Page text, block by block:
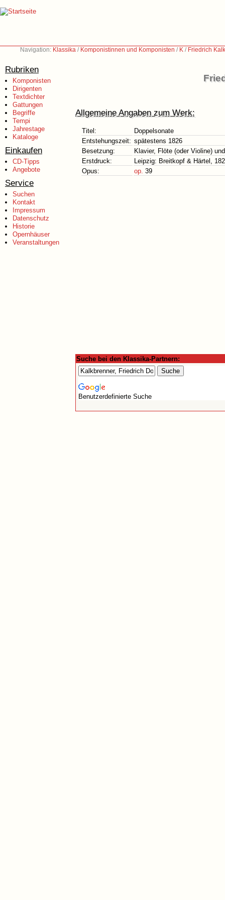
Navigation: Klassika / Komponistinnen und Komponisten / K / Friedrich
Rubriken
Komponisten
Dirigenten
Textdichter
Gattungen
Begriffe
Tempi
Jahrestage
Kataloge
Einkaufen
CD-Tipps
Angebote
Service
Suchen
Kontakt
Impressum
Datenschutz
Historie
Opernhäuser
Veranstaltungen
Allgemeine Angaben zum Werk:
Titel:
Doppelsonate
Entstehungszeit: spätestens 1826
Besetzung:
Klavier, Flöte (oder Violine)
Erstdruck:
Leipzig: Breitkopf & Härtel,
Opus:
op. 39
Suche bei den Klassika-Partnern:
Benutzerdefinierte Suche